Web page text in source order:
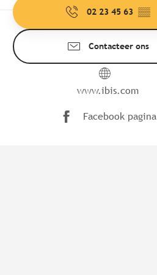
02 23 45 63 ▒▒
Contacteer ons
www.ibis.com
Facebook pagina